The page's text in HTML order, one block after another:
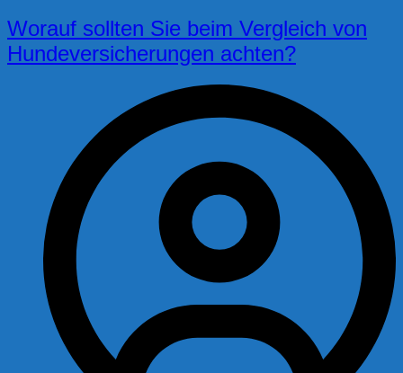
Worauf sollten Sie beim Vergleich von
Hundeversicherungen achten?